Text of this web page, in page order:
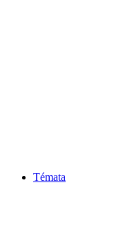
Témata